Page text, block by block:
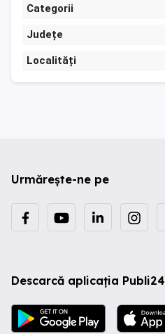
Categorii
Județe
Localități
Urmărește-ne pe
Descarcă aplicația Publi24